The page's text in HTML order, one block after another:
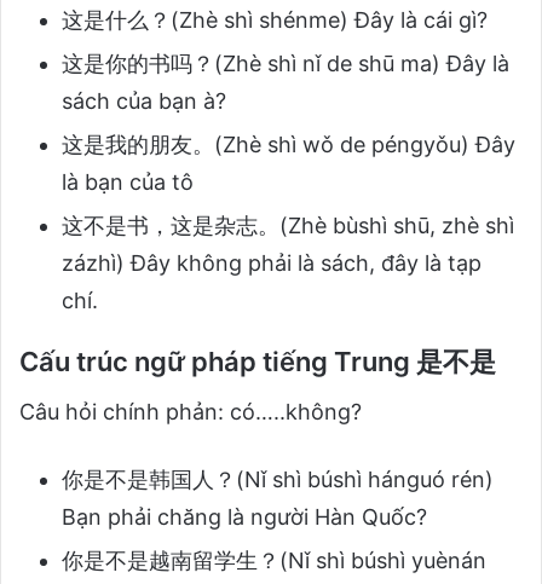
这是什么？(Zhè shì shénme) Đây là cái gì?
这是你的书吗？(Zhè shì nǐ de shū ma) Đây là
sách của bạn à?
这是我的朋友。(Zhè shì wǒ de péngyǒu) Đây
là bạn của tô
这不是书，这是杂志。(Zhè bùshì shū, zhè shì
zázhì) Đây không phải là sách, đây là tạp
chí.
Cấu trúc ngữ pháp tiếng Trung 是不是
Câu hỏi chính phản: có…..không?
你是不是韩国人？(Nǐ shì búshì hánguó rén)
Bạn phải chăng là người Hàn Quốc?
你是不是越南留学生？(Nǐ shì búshì yuènán